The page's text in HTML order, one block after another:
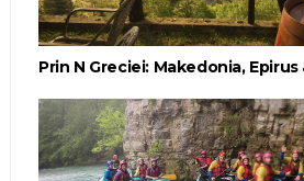
Prin N Greciei: Makedonia, Epirus